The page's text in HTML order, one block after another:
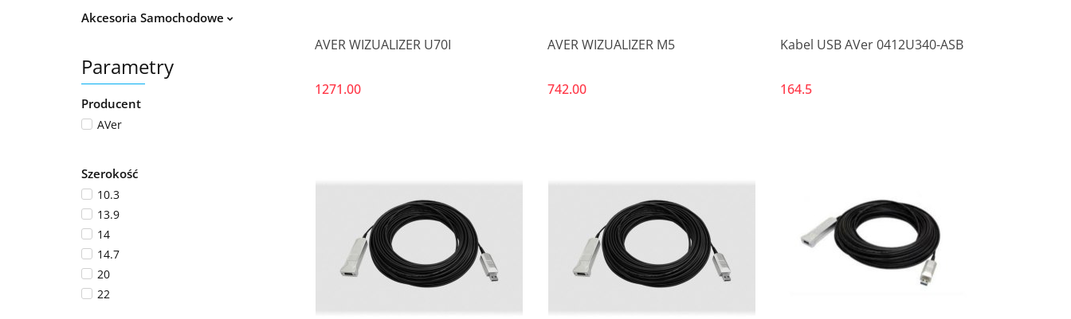
Akcesoria Samochodowe
Parametry
Producent
AVer
Szerokość
10.3
13.9
14
14.7
20
22
AVER WIZUALIZER U70I
1271.00
Produkt niedostępny
AVER WIZUALIZER M5
742.00
Produkt niedostępny
Kabel USB AVer 0412U340-ASB
164.5